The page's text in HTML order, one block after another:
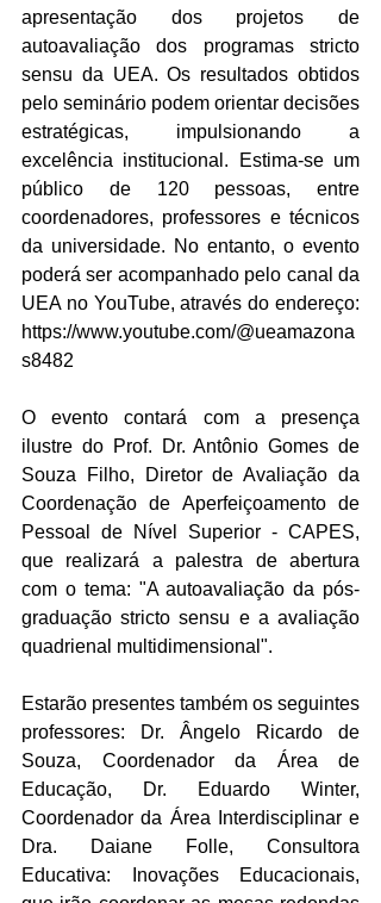
apresentação dos projetos de
autoavaliação dos programas stricto
sensu da UEA. Os resultados obtidos
pelo seminário podem orientar decisões
estratégicas, impulsionando a
excelência institucional. Estima-se um
público de 120 pessoas, entre
coordenadores, professores e técnicos
da universidade. No entanto, o evento
poderá ser acompanhado pelo canal da
https://www.youtube.com/@ueamazona
s8482
O evento contará com a presença
ilustre do Prof. Dr. Antônio Gomes de
Souza Filho, Diretor de Avaliação da
Coordenação de Aperfeiçoamento de
Pessoal de Nível Superior - CAPES,
que realizará a palestra de abertura
com o tema: "A autoavaliação da pós-
graduação stricto sensu e a avaliação
quadrienal multidimensional".
Estarão presentes também os seguintes
professores: Dr. Ângelo Ricardo de
Souza, Coordenador da Área de
Educação, Dr. Eduardo Winter,
Coordenador da Área Interdisciplinar e
Dra. Daiane Folle, Consultora
Educativa: Inovações Educacionais,